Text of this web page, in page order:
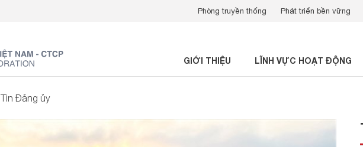
Phòng truyền thống Phát triển bền vững
GIỚI THIỆU LĨNH VỰC HOẠT ĐỘNG
Tin Đảng ủy